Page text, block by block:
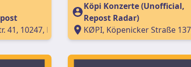
41, 10247, Berlin, Germany
Köpi Konzerte (Unofficial,
Repost Radar)
KØPI, Köpenicker Straße